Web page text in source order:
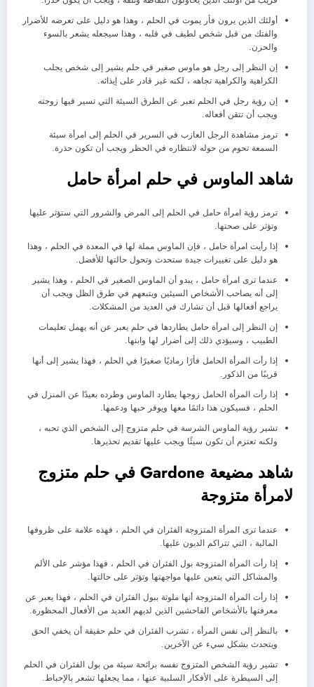
أولئك الذين يرون فأر يموت في الحلم ، وهذا هو دليل على تعرضه للأضرار
والفتك من قبل شخص لطيف في قلبه ، وهذا سيجعله يشعر بالسوء
والحزن.
إن النظر إلى رجل هو ماوس صغير في حلم يشير إلى شخص يجلب
الكراهية والكراهية تجاهه ، لكنه غير قادر على إيذائه.
إن رؤية رجل في الحلم تعبر عن الطرق السيئة التي تسير فيها زوجته
ويجب أن تتقن أفعاله.
ترمز مشاهدة الرجل العازب في السرير في الحلم إلى امرأة سيئة
السمعة تحوم من حوله لانتظاره في الحظر ويجب أن تكون حذرة.
شاهد الماوس في حلم امرأة حامل
ترمز رؤية امرأة حامل في الحلم إلى المرض والشرور التي ستؤثر عليها
وتؤثر على صحتها.
إذا رأيت امرأة حامل ، فإن الماوس مملة لها في المعدة في الحلم ، وهذا
هو دليل على تغييرات جيدة ستحدث وتحول حالتها للأفضل.
عندما ترى امرأة حامل ، يبدو أن الماوس الصغير في الحلم ، وهذا يشير
إلى أنه يصاحب الأشخاص السيئين ويتبعهم في طرق الظل ويجب أن
يراجع أفعالها قبل أن تشارك في العديد من المشكلات.
إن النظر إلى امرأة حامل يطاردها في حلم يعبر عن أنه يهمل تعليمات
الطبيب ، وسيؤدي ذلك إلى أضرار لها وابنها.
إذا رأت المرأة الحامل فأرًا رماديًا صغيرًا في الحلم ، فهذا يشير إلى أنها
قريبًا من الذكور.
إذا رأت المرأة الحامل زوجها يطارد الماوس وطرده بعيدًا عن المنزل في
الحلم ، فسيكون هذا دائمًا معها ويوفر حبها ودعمها.
تشير رؤية الماوس الشرسة في حلم متزوج إلى الشخص الذي تحبه ،
ولكنه تعتزم أن تكون سيئًا ويجب عليها تقديم تحذيرها.
شاهد مضيعة Gardone في حلم متزوج
لامرأة متزوجة
عندما ترى المرأة المتزوجة الفئران في الحلم ، فهذه علامة على ظروفها
المالية ، التي تتراكم الديون عليها.
إذا رأت المرأة المتزوجة بول الفئران في الحلم ، فهذا مؤشر على الألم
والمشاكل التي يتعين عليها مواجهتها وتؤثر على حالتها.
إذا رأت المرأة المتزوجة أنها ملوثة ببول الفئران في الحلم ، فهذا يعبر عن
معرفتها بالأشخاص الفاحشين الذين لديهم العديد من الأفعال المحظورة.
بالنظر إلى نفس المرأة ، تشرب الفئران في حلم حقيقة أن يخفي الحق
ويتحدث بشكل سيء عن الآخرين.
تشير رؤية الشخص المتزوج نفسه برائحة سيئة من بول الفئران في الحلم
إلى السيطرة على الأفكار السلبية عنها ، مما يجعلها تشعر بالإحباط.